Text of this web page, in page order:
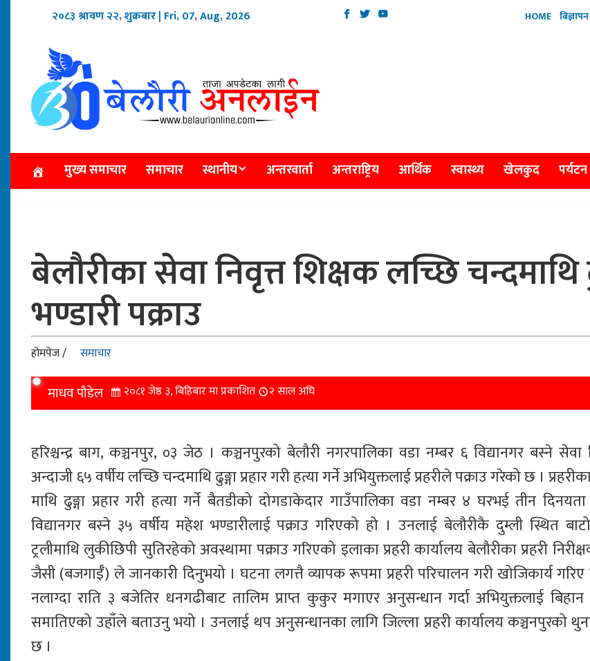
२०८३ श्रावण २२, शुक्रबार| Fri, 07, Aug, 2026 HOME बिज्ञापन
मुख्य समाचार समाचार स्थानीय अन्तरवार्ता अन्तराष्ट्रिय आर्थिक स्वास्थ्य खेलकुद पर्यटन
बेलौरीका सेवा निवृत्त शिक्षक लच्छि चन्दमाथि
भण्डारी पक्राउ
होमपेज / समाचार
माधव पौडेल २०८१ जेष्ठ ३, बिहिबार मा प्रकाशित २ साल अघि
हरिश्चन्द्र बाग, कञ्चनपुर, ०३ जेठ । कञ्चनपुरको बेलौरी नगरपालिका वडा नम्बर ६ विद्यानगर बस्ने सेवा
अन्दाजी ६५ वर्षीय लच्छि चन्दमाथि ढुङ्गा प्रहार गरी हत्या गर्ने अभियुक्तलाई प्रहरीले पक्राउ गरेको छ ।
माथि ढुङ्गा प्रहार गरी हत्या गर्ने बैतडीको दोगडाकेदार गाउँपालिका वडा नम्बर ४ घरभई तीन
विद्यानगर बस्ने ३५ वर्षीय महेश भण्डारीलाई पक्राउ गरिएको हो । उनलाई बेलौरीकै दुम्ली स्थित
ट्रलीमाथि लुकीछिपी सुतिरहेको अवस्थामा पक्राउ गरिएको इलाका प्रहरी कार्यालय बेलौरीका प्रहरी
जैसी (बजगाईँ) ले जानकारी दिनुभयो । घटना लगत्तै व्यापक रूपमा प्रहरी परिचालन गरी खोजिकार्य गरिए
नलाग्दा राति ३ बजेतिर धनगढीबाट तालिम प्राप्त कुकुर मगाएर अनुसन्धान गर्दा अभियुक्तलाई
समातिएको उहाँले बताउनु भयो । उनलाई थप अनुसन्धानका लागि जिल्ला प्रहरी कार्यालय कञ्चनपुरको
छ ।